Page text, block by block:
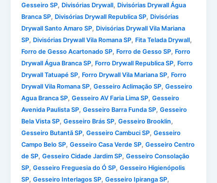
Gesseiro SP, Divisórias Drywall, Divisórias Drywall Água
Branca SP, Divisórias Drywall Republica SP, Divisórias
Drywall Santo Amaro SP, Divisórias Drywall Vila Mariana
SP, Divisórias Drywall Vila Romana SP, Fita Telada Drywall,
Forro de Gesso Acartonado SP, Forro de Gesso SP, Forro
Drywall Água Branca SP, Forro Drywall Republica SP, Forro
Drywall Tatuapé SP, Forro Drywall Vila Mariana SP, Forro
Drywall Vila Romana SP,Gesseiro Aclimação SP,Gesseiro
Agua Branca SP,Gesseiro AV Faria Lima SP,Gesseiro
Avenida Paulista SP,Gesseiro Barra Funda SP,Gesseiro
Bela Vista SP,Gesseiro Brás SP,Gesseiro Brooklin,
Gesseiro Butantã SP,Gesseiro Cambuci SP,Gesseiro
Campo Belo SP,Gesseiro Casa Verde SP,Gesseiro Centro
de SP,Gesseiro Cidade Jardim SP,Gesseiro Consolação
SP,Gesseiro Freguesia do Ó SP,Gesseiro Higienópolis
SP,Gesseiro Interlagos SP,Gesseiro Ipiranga SP,